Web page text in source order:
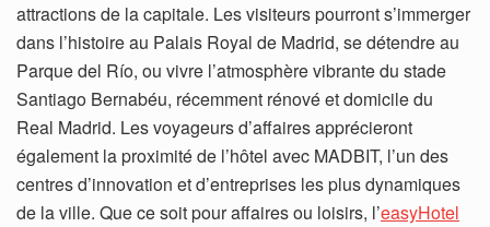
attractions de la capitale. Les visiteurs pourront s’immerger
dans l’histoire au Palais Royal de Madrid, se détendre au
Parque del Río, ou vivre l’atmosphère vibrante du stade
Santiago Bernabéu, récemment rénové et domicile du
Real Madrid. Les voyageurs d’affaires apprécieront
également la proximité de l’hôtel avec MADBIT, l’un des
centres d’innovation et d’entreprises les plus dynamiques
de la ville. Que ce soit pour affaires ou loisirs, l’easyHotel